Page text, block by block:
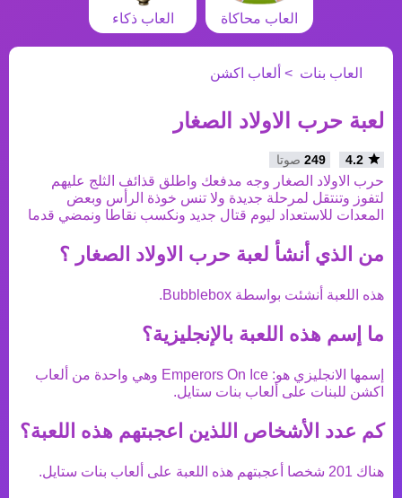
العاب محاكاة العاب ذكاء
العاب بنات ألعاب اكشن
لعبة حرب الاولاد الصغار
249 صوتا
حرب الاولاد الصغار وجه مدفعك واطلق قذائف الثلج عليهم
لتفوز وتنتقل لمرحلة جديدة ولا تنس خوذة الرأس وبعض
المعدات للاستعداد ليوم قتال جديد ونكسب نقاطا ونمضي قدما
من الذي أنشأ لعبة حرب الاولاد الصغار ؟
هذه اللعبة أنشئت بواسطة Bubblebox
.
ما إسم هذه اللعبة بالإنجليزية؟
إسمها الانجليزي هو: Emperors On Ice وهي واحدة من ألعاب
اكشن للبنات على ألعاب بنات ستايل.
كم عدد الأشخاص اللذين اعجبتهم هذه اللعبة؟
هناك 201 شخصا أعجبتهم هذه اللعبة على ألعاب بنات ستايل.